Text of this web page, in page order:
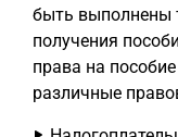
быть выполнены
получения
права на
различные